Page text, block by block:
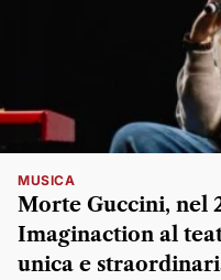
MUSICA
Morte Guccini, nel
Imaginaction al
unica e